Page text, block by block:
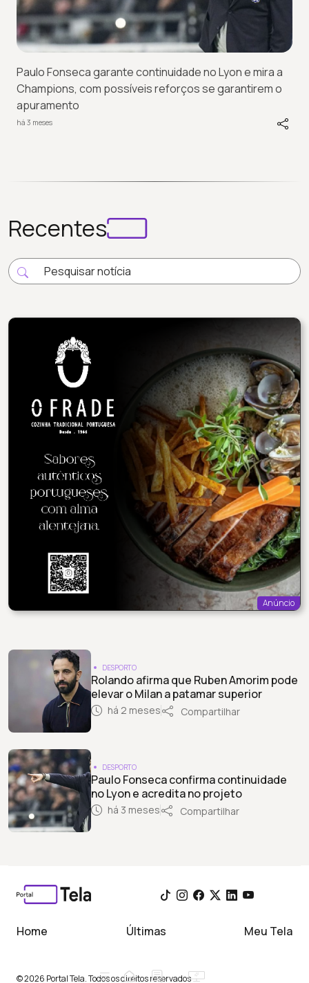
Paulo Fonseca garante continuidade no Lyon e mira a
Champions, com possíveis reforços se garantirem o
apuramento
há 3 meses
Recentes
Anúncio
DESPORTO
Rolando afirma que Ruben Amorim pode
elevar o Milan a patamar superior
há 2 meses Compartilhar
DESPORTO
Paulo Fonseca confirma continuidade
no Lyon e acredita no projeto
há 3 meses Compartilhar
Home Últimas Meu Tela
© 2026 Portal Tela. Todos os direitos reservados